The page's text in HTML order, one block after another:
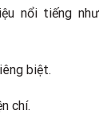
nổi tiếng như
biệt.
chí.